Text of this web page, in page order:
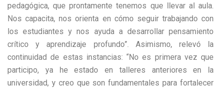
pedagógica, que prontamente tenemos que llevar al aula.
Nos capacita, nos orienta en cómo seguir trabajando con
los estudiantes y nos ayuda a desarrollar pensamiento
crítico y aprendizaje profundo”. Asimismo, relevó la
continuidad de estas instancias: “No es primera vez que
participo, ya he estado en talleres anteriores en la
universidad, y creo que son fundamentales para fortalecer